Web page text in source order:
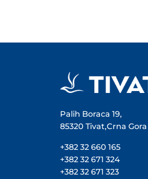
Palih Boraca 19,
85320 Tivat,Crna Gora
+382 32 660 165
+382 32 671 324
+382 32 671 323